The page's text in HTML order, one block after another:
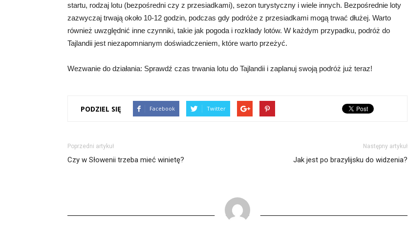
startu, rodzaj lotu (bezpośredni czy z przesiadkami), sezon turystyczny i wiele innych. Bezpośrednie loty
zazwyczaj trwają około 10-12 godzin, podczas gdy podróże z przesiadkami mogą trwać dłużej. Warto
również uwzględnić inne czynniki, takie jak pogoda i rozkłady lotów. W każdym przypadku, podróż do
Tajlandii jest niezapomnianym doświadczeniem, które warto przeżyć.
Wezwanie do działania: Sprawdź czas trwania lotu do Tajlandii i zaplanuj swoją podróż już teraz!
PODZIEL SIĘ Facebook Twitter
Poprzedni artykuł
Czy w Słowenii trzeba mieć winietę?
Następny artykuł
Jak jest po brazylijsku do widzenia?